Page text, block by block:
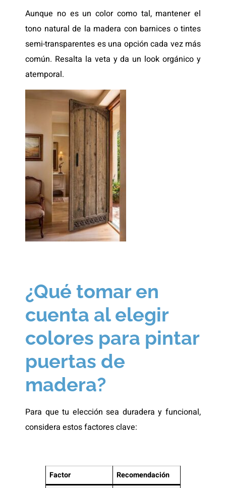
Aunque no es un color como tal, mantener el
tono natural de la madera con barnices o tintes
semi-transparentes es una opción cada vez más
común. Resalta la veta y da un look orgánico y
atemporal.
¿Qué tomar en
cuenta al elegir
colores para pintar
puertas de
madera?
Para que tu elección sea duradera y funcional,
considera estos factores clave:
Factor
Recomendación